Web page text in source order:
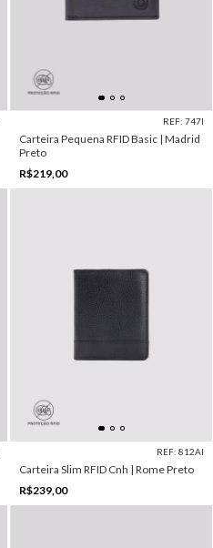
REF: 747I
Carteira Pequena RFID Basic | Madrid
Preto
R$219,00
REF: 812AI
Carteira Slim RFID Cnh | Rome Preto
R$239,00